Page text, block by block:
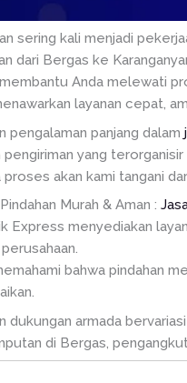
sering kali menjadi
dari Bergas ke
Anda melewati
layanan cepat,
pengalaman panjang dalam
yang
akan kami tangani
Murah & Aman :
Express menyediakan
bahwa pindahan
dukungan armada
di Bergas,